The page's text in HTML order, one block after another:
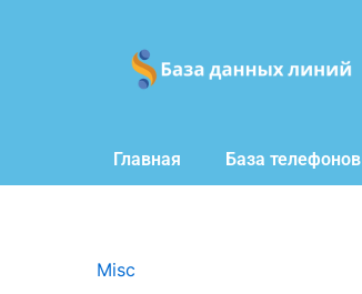
Главная База телефонов
Misc